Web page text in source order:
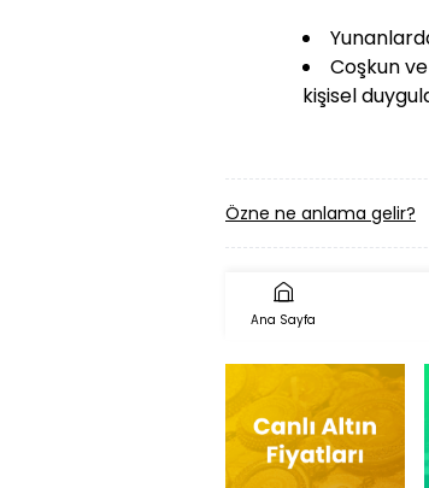
Coşkun
kişisel
Özne ne anlama gelir?
Ana Sayfa